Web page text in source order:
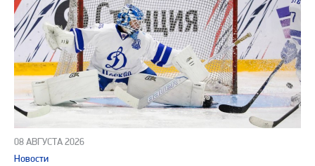
08 АВГУСТА 2026
Новости